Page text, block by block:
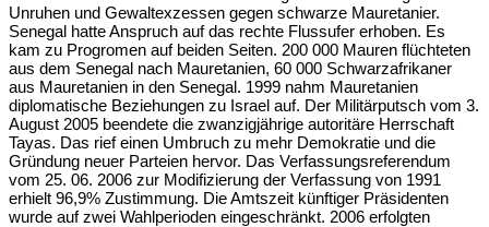
Unruhen und Gewaltexzessen gegen schwarze Mauretanier.
Senegal hatte Anspruch auf das rechte Flussufer erhoben. Es
kam zu Progromen auf beiden Seiten. 200 000 Mauren flüchteten
aus dem Senegal nach Mauretanien, 60 000 Schwarzafrikaner
aus Mauretanien in den Senegal. 1999 nahm Mauretanien
diplomatische Beziehungen zu Israel auf. Der Militärputsch vom 3.
August 2005 beendete die zwanzigjährige autoritäre Herrschaft
Tayas. Das rief einen Umbruch zu mehr Demokratie und die
Gründung neuer Parteien hervor. Das Verfassungsreferendum
vom 25. 06. 2006 zur Modifizierung der Verfassung von 1991
erhielt 96,9% Zustimmung. Die Amtszeit künftiger Präsidenten
wurde auf zwei Wahlperioden eingeschränkt. 2006 erfolgten